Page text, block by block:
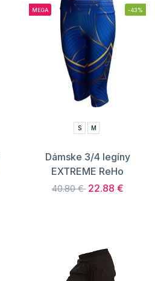
MEGA -43%
S M
Dámske 3/4 legíny
EXTREME ReHo
40.80 € 22.88 €